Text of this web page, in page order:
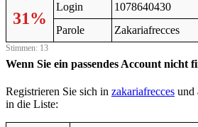
31%
Login
1078640430
Parole
Zakariafrecces
Stimmen: 13
Wenn Sie ein passendes Account nicht
Registrieren Sie sich in zakariafrecces und
in die Liste: